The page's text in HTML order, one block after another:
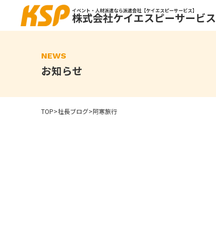
content
イベント・人材派遣なら派遣会社【ケイエスピーサービス】
株式会社ケイエスピーサービス
NEWS
お知らせ
TOP>社長ブログ>阿寒旅行